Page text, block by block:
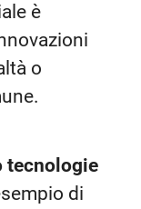
è
o
tecnologie
di